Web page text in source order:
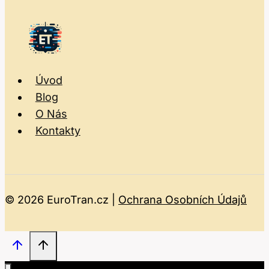
Úvod
Blog
O Nás
Kontakty
© 2026 EuroTran.cz | Ochrana Osobních Údajů